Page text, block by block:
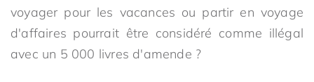
voyager pour les vacances ou partir en voyage
d'affaires pourrait être considéré comme illégal
avec un 5 000 livres d'amende ?